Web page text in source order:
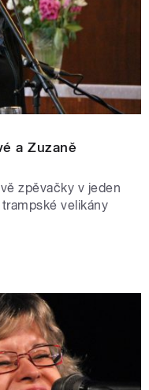
a Zuzaně
zpěvačky v jeden
velikány